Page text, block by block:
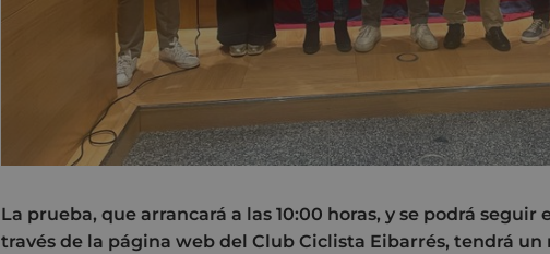
La prueba, que arrancará a las 10:00 horas, y se podrá
través de la página web del Club Ciclista Eibarrés, tendrá un